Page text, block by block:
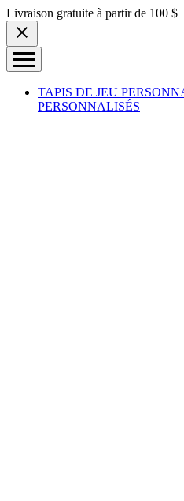
Skip to content
Livraison gratuite à partir de 100 $
TAPIS DE JEU
PERSONNALISÉS